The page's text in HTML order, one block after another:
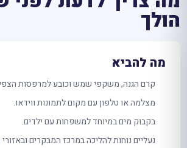
הולך
מה להביא
קרם הגנה, משקפי שמש וכובע למרפסות
מצלמה או טלפון עם מקום לתמונות ווידאו.
בקבוק מים במיוחד למשפחות עם ילדים.
נעליים נוחות להליכה במרכז המבקרים ובאזורי